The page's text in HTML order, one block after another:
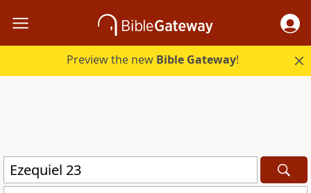
Preview the new Bible Gateway!